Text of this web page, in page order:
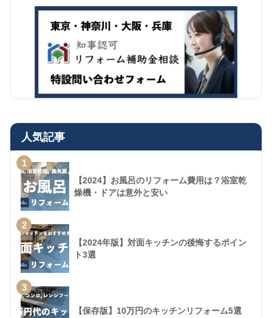
人気記事
1
【2024】お風呂のリフォーム費用は？浴室乾
燥機・ドアは意外と安い
2
【2024年版】対面キッチンの後悔するポイン
ト3選
3
【保存版】10万円のキッチンリフォーム5選